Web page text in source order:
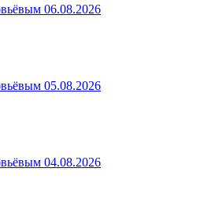
06.08.2026
05.08.2026
04.08.2026